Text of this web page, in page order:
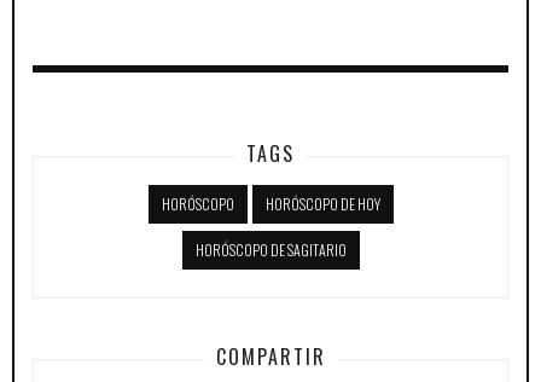
TAGS
HORÓSCOPO HORÓSCOPO DE HOY
HORÓSCOPO DE SAGITARIO
COMPARTIR